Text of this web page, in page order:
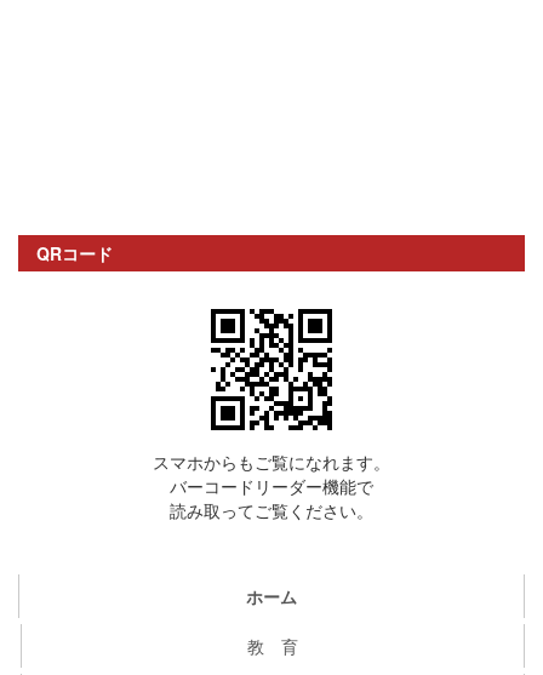
QRコード
スマホからもご覧になれます。
バーコードリーダー機能で
読み取ってご覧ください。
ホーム
教 育